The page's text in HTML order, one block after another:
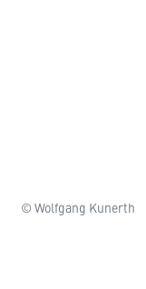
© Wolfgang Kunerth